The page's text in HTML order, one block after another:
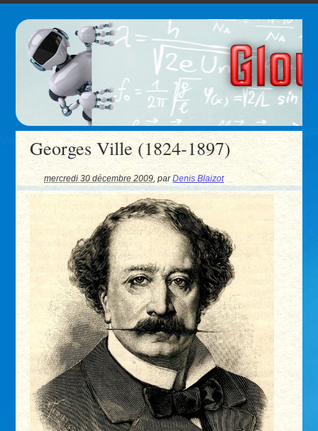
Georges Ville (1824-1897)
mercredi 30 décembre 2009 ,parDenis Blaizot